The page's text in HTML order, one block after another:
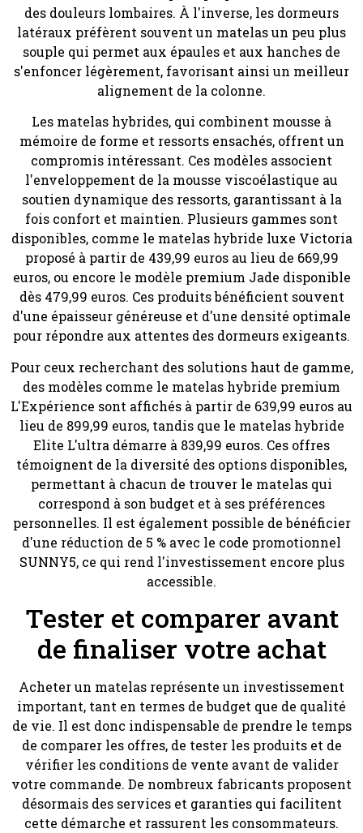
des douleurs lombaires. À l'inverse, les dormeurs
latéraux préfèrent souvent un matelas un peu plus
souple qui permet aux épaules et aux hanches de
s'enfoncer légèrement, favorisant ainsi un meilleur
alignement de la colonne.
Les matelas hybrides, qui combinent mousse à
mémoire de forme et ressorts ensachés, offrent un
compromis intéressant. Ces modèles associent
l'enveloppement de la mousse viscoélastique au
soutien dynamique des ressorts, garantissant à la
fois confort et maintien. Plusieurs gammes sont
disponibles, comme le matelas hybride luxe Victoria
proposé à partir de 439,99 euros au lieu de 669,99
euros, ou encore le modèle premium Jade disponible
dès 479,99 euros. Ces produits bénéficient souvent
d'une épaisseur généreuse et d'une densité optimale
pour répondre aux attentes des dormeurs exigeants.
Pour ceux recherchant des solutions haut de gamme,
des modèles comme le matelas hybride premium
L'Expérience sont affichés à partir de 639,99 euros au
lieu de 899,99 euros, tandis que le matelas hybride
Elite L'ultra démarre à 839,99 euros. Ces offres
témoignent de la diversité des options disponibles,
permettant à chacun de trouver le matelas qui
correspond à son budget et à ses préférences
personnelles. Il est également possible de bénéficier
d'une réduction de 5 % avec le code promotionnel
SUNNY5, ce qui rend l'investissement encore plus
accessible.
Tester et comparer avant
de finaliser votre achat
Acheter un matelas représente un investissement
important, tant en termes de budget que de qualité
de vie. Il est donc indispensable de prendre le temps
de comparer les offres, de tester les produits et de
vérifier les conditions de vente avant de valider
votre commande. De nombreux fabricants proposent
désormais des services et garanties qui facilitent
cette démarche et rassurent les consommateurs.